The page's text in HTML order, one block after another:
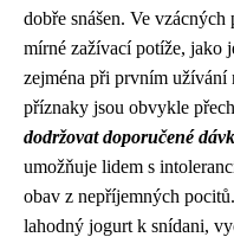
dobře snášen. Ve
mírné zažívací potíže, jako
zejména při prvním
příznaky jsou obvykle
dodržovat doporučené
umožňuje lidem s
obav z nepříjemných
lahodný jogurt k snídani,